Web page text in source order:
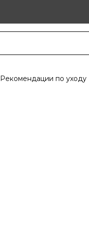
Рекомендации по уходу